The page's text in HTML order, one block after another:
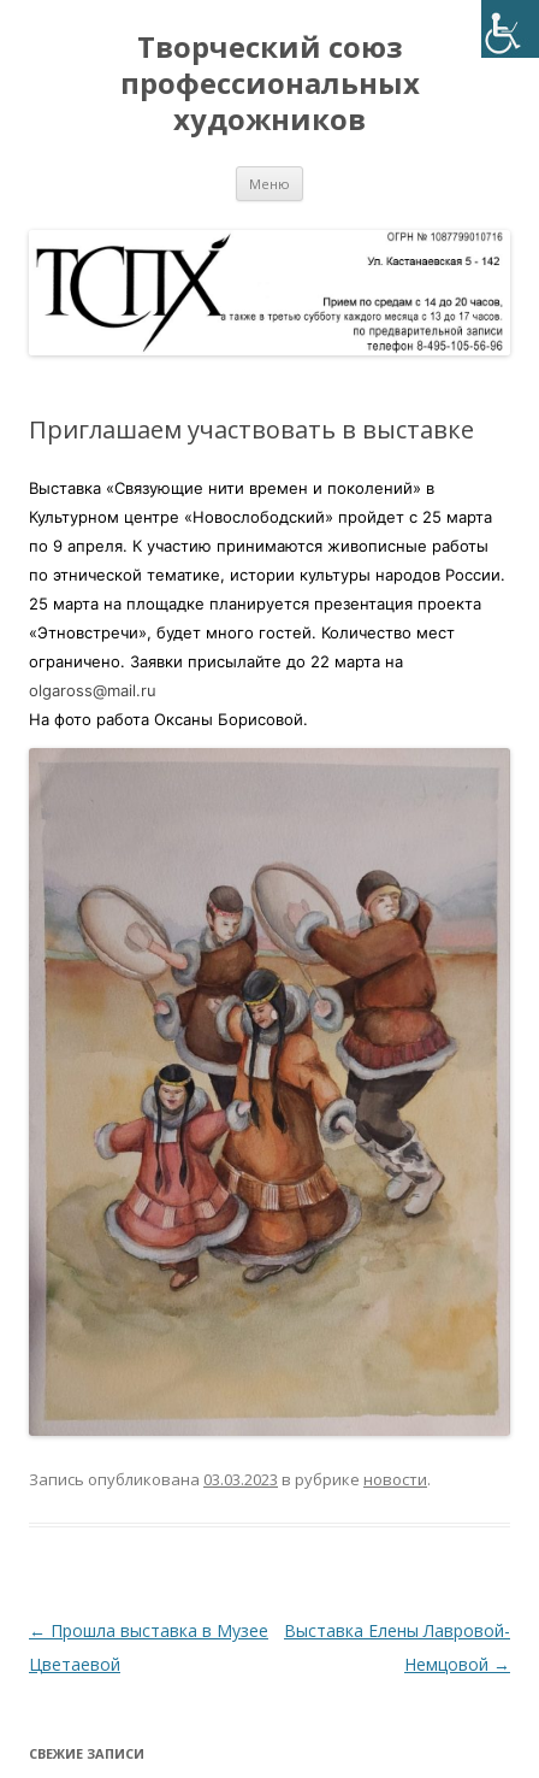
Творческий союз
профессиональных
художников
Меню
Приглашаем участвовать в выставке
Выставка «Связующие нити времен и поколений» в
Культурном центре «Новослободский» пройдет с 25 марта
по 9 апреля. К участию принимаются живописные работы
по этнической тематике, истории культуры народов России.
25 марта на площадке планируется презентация проекта
«Этновстречи», будет много гостей. Количество мест
ограничено. Заявки присылайте до 22 марта на
olgaross@mail.ru
На фото работа Оксаны Борисовой.
Запись опубликована 03.03.2023 в рубрике новости.
Навигация
по
← Прошла выставка в Музее
Цветаевой
Выставка Елены Лавровой-
Немцовой →
СВЕЖИЕ ЗАПИСИ